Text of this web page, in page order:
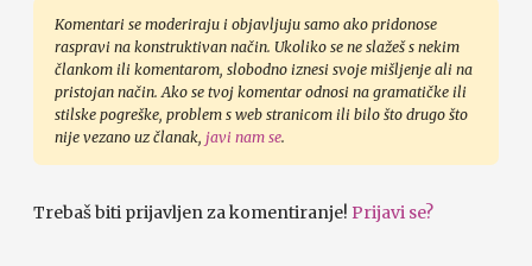
Komentari se moderiraju i objavljuju samo ako pridonose
raspravi na konstruktivan način. Ukoliko se ne slažeš s nekim
člankom ili komentarom, slobodno iznesi svoje mišljenje ali na
pristojan način. Ako se tvoj komentar odnosi na gramatičke ili
stilske pogreške, problem s web stranicom ili bilo što drugo što
nije vezano uz članak, javi nam se.
Trebaš biti prijavljen za komentiranje! Prijavi se?